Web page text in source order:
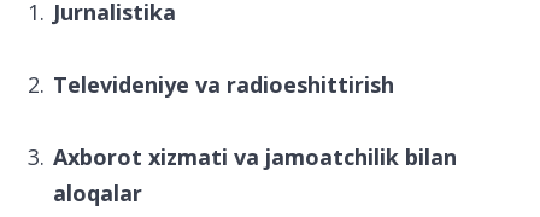
Jurnalistika
Televideniye va radioeshittirish
Axborot xizmati va jamoatchilik bilan
aloqalar